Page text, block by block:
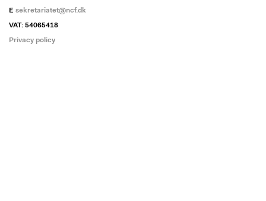
E sekretariatet@ncf.dk
VAT: 54065418
Privacy policy